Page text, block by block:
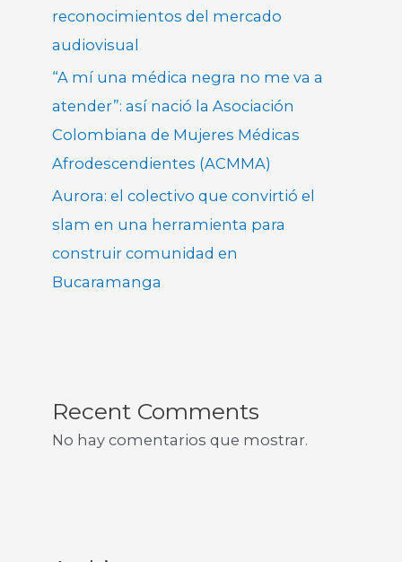
reconocimientos del mercado
audiovisual
“A mí una médica negra no me va a
atender”: así nació la Asociación
Colombiana de Mujeres Médicas
Afrodescendientes (ACMMA)
Aurora: el colectivo que convirtió el
slam en una herramienta para
construir comunidad en
Bucaramanga
Recent Comments
No hay comentarios que mostrar.